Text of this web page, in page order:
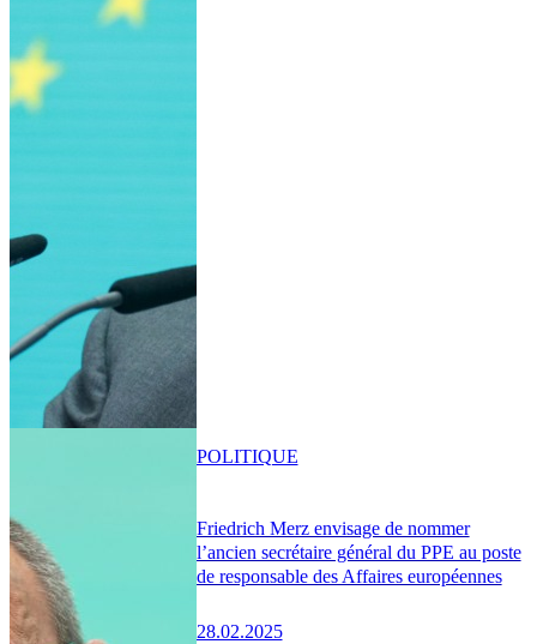
Friedrich Merz envisage de nommer
l’ancien secrétaire général du PPE au poste
de responsable des Affaires européennes
28.02.2025
POLITIQUE